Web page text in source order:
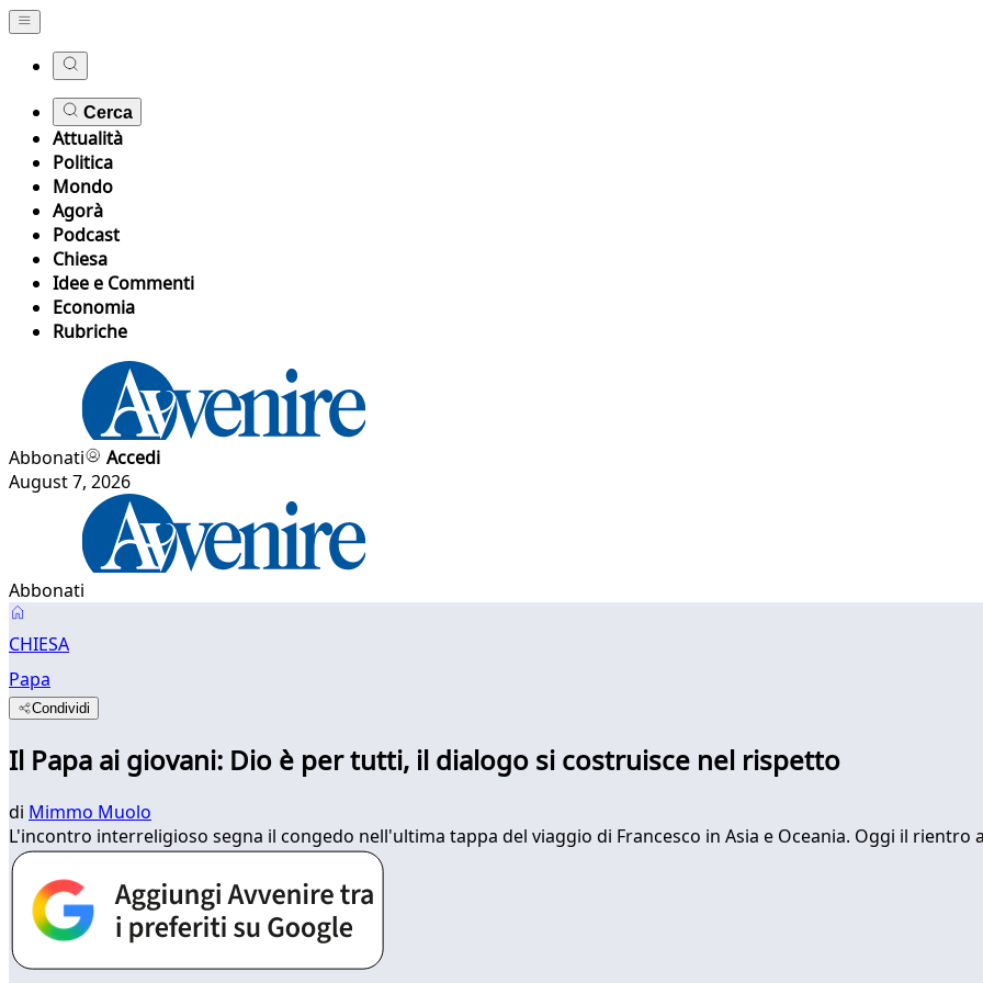
Cerca
Attualità
Politica
Mondo
Agorà
Podcast
Chiesa
Idee e Commenti
Economia
Rubriche
Abbonati
Accedi
August 7, 2026
Abbonati
CHIESA
Papa
Condividi
Il Papa ai giovani: Dio è per tutti, il dialogo si costruisce nel rispetto
di Mimmo Muolo
L'incontro interreligioso segna il congedo nell'ultima tappa del viaggio di Francesco in Asia e Oceania. Oggi il rientro